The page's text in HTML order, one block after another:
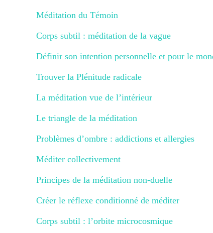
Méditation du Témoin
Corps subtil : méditation de la vague
Définir son intention personnelle et pour le
Trouver la Plénitude radicale
La méditation vue de l’intérieur
Le triangle de la méditation
Problèmes d’ombre : addictions et allergies
Méditer collectivement
Principes de la méditation non-duelle
Créer le réflexe conditionné de méditer
Corps subtil : l’orbite microcosmique